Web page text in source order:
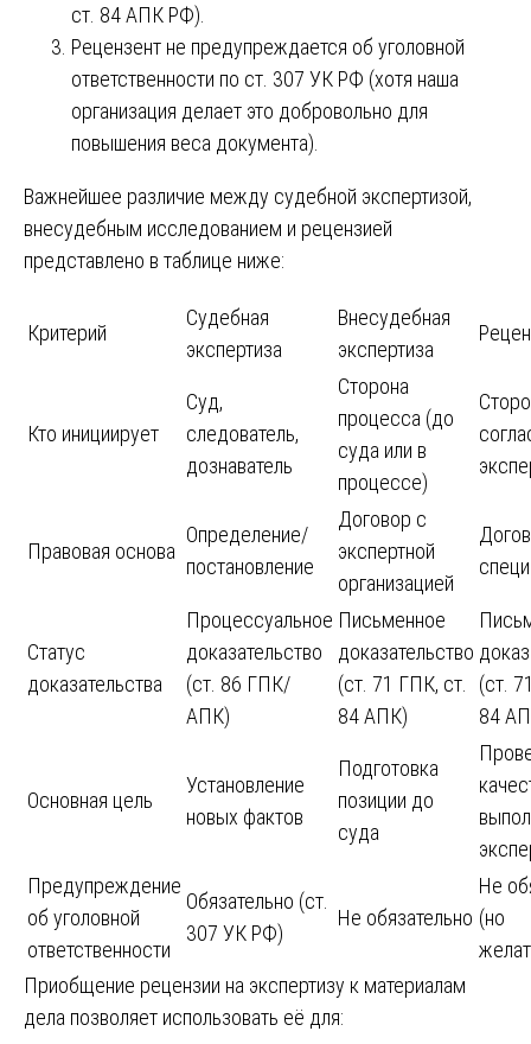
ст. 84 АПК РФ).
Рецензент не предупреждается об уголовной
ответственности по ст. 307 УК РФ (хотя наша
организация делает это добровольно для
повышения веса документа).
Важнейшее различие между судебной экспертизой,
внесудебным исследованием и рецензией
представлено в таблице ниже:
Критерий
Судебная
экспертиза
Внесудебная
экспертиза
Кто инициирует
Суд,
следователь,
дознаватель
Сторона
процесса (до
суда или в
процессе)
Правовая основа
Определение/
постановление
Договор с
экспертной
организацией
Статус
доказательства
Процессуальное
доказательство
(ст. 86 ГПК/
АПК)
Письменное
доказательство
(ст. 71 ГПК, ст.
84 АПК)
(ст.
84
Основная цель
Установление
новых фактов
Подготовка
позиции до
суда
Предупреждение
об уголовной
ответственности
Обязательно (ст.
307 УК РФ)
Не обязательно
Не
(но
Приобщение рецензии на экспертизу к материалам
дела позволяет использовать её для: